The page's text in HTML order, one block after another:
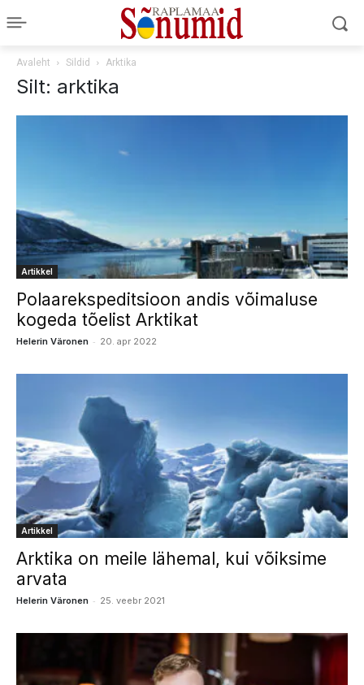
Avaleht Sildid Arktika
Silt: arktika
Artikkel
Polaarekspeditsioon andis võimaluse
kogeda tõelist Arktikat
Helerin Väronen - 20. apr 2022
Artikkel
Arktika on meile lähemal, kui võiksime
arvata
Helerin Väronen - 25. veebr 2021